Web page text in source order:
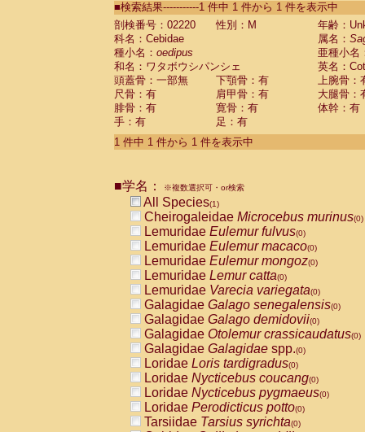
CebidaeSaguinus labiatus(0)
Cebidae Saguinus leucopus (0)
Cebidae
Cebidae
CebidaeSaguinus nigricollis (0)
Cebidae Saguinus oedipus
Cebidae Saguinus weddelli
Cebidae Saguinusspp.
Cebidae Aotus trivirgatus
Cebidae Cebus albifrons
CebidaeCebus nigrivittatus
CebidaeCebus
CebidaeSaimiri boliviensis(0)
CebidaeSaimiri sciureus(0)
AtelidaeAlouatta caraya(0)
AtelidaeAlouatta fusca(0)
AtelidaeAlouatta seniculus
AtelidaeAlouattaspp.(0)
AtelidaeAteles belzebuth(0)
AtelidaeAteles geoffroyi(0)
AtelidaeAteles paniscus(0)
AtelidaeAtelesspp.(0)
Atelidae Lagothrix lagothricha
AtelidaeLagothrix lagothricha cana
PitheciidaeCacajao calvus
PitheciidaeCallicebus cupreus
PitheciidaeCallicebus donacophilus
■検索結果-----------1 件中 1 件から 1 件を表示中
剖検番号：02220
性別：M
年齢：
科名：Cebidae
属名：
種小名： oedipus
亜種小名
和名：ワタボウシパンシェ
英名：
頭蓋骨：一部無
下顎骨：有
上腕骨：
尺骨：有
肩甲骨：有
大腿骨：
腓骨：有
寛骨：有
体幹：有
手：有
足：有
1 件中 1 件から 1 件を表示中
■学名： ※複数選択可・or検索
All Species(1)
Cheirogaleidae Microcebus murinus(0)
Lemuridae Eulemur fulvus(0)
Lemuridae Eulemur macaco(0)
Lemuridae Eulemur mongoz(0)
Lemuridae Lemur catta(0)
Lemuridae Varecia variegata(0)
Galagidae Galago senegalensis(0)
Galagidae Galago demidovii(0)
Galagidae Otolemur crassicaudatus(0)
Galagidae Galagidae spp.(0)
Loridae Loris tardigradus(0)
Loridae Nycticebus coucang(0)
Loridae Nycticebus pygmaeus(0)
Loridae Perodicticus potto(0)
Tarsiidae Tarsius syrichta(0)